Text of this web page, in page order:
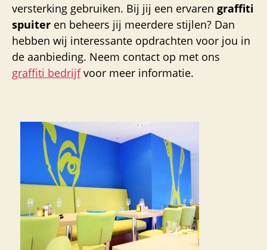
versterking gebruiken. Bij jij een ervaren graffiti
spuiter en beheers jij meerdere stijlen? Dan
hebben wij interessante opdrachten voor jou in
de aanbieding. Neem contact op met ons
graffiti bedrijfvoor meer informatie.